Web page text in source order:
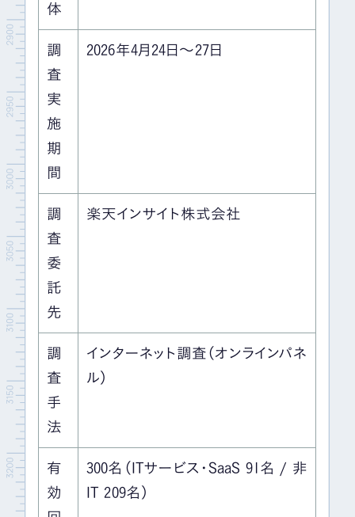
体
調
査
実
施
期
間
2026年4月24日〜27日
調
査
委
託
先
楽天インサイト株式会社
調
査
手
法
インターネット調査（オンラインパネ
ル）
有
効
300名（ITサービス・SaaS 91名 / 非
IT 209名）